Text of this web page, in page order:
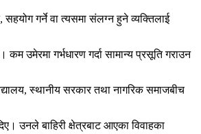
सहयोग गर्ने वा त्यसमा संलग्न हुने व्यक्तिलाई
उमेरमा गर्भधारण गर्दा सामान्य प्रसूति गराउन
स्थानीय सरकार तथा नागरिक समाजबीच
उनले बाहिरी क्षेत्रबाट आएका विवाहका